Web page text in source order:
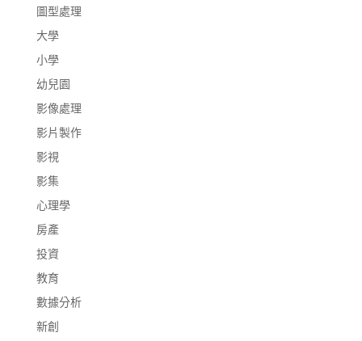
圖型處理
大學
小學
幼兒園
影像處理
影片製作
影視
影集
心理學
房產
投資
教育
數據分析
新創